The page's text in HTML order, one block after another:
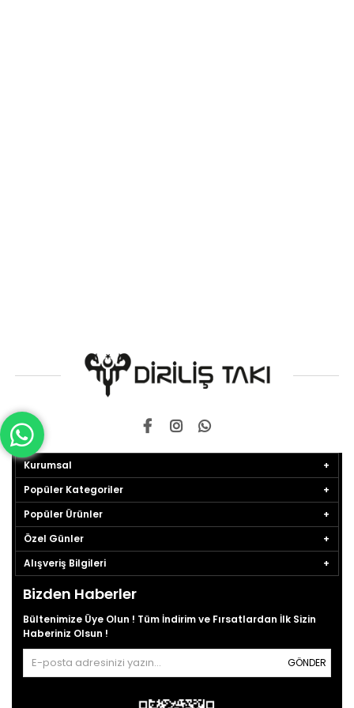
Kurumsal
Popüler Kategoriler
Popüler Ürünler
Özel Günler
Alışveriş Bilgileri
Bizden Haberler
Bültenimize Üye Olun ! Tüm İndirim ve Fırsatlardan İlk Sizin
Haberiniz Olsun !
GÖNDER